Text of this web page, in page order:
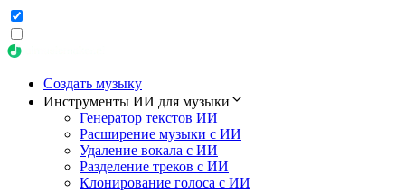
Создать музыку
Инструменты ИИ для музыки
Генератор текстов ИИ
Расширение музыки с ИИ
Удаление вокала с ИИ
Разделение треков с ИИ
Клонирование голоса с ИИ